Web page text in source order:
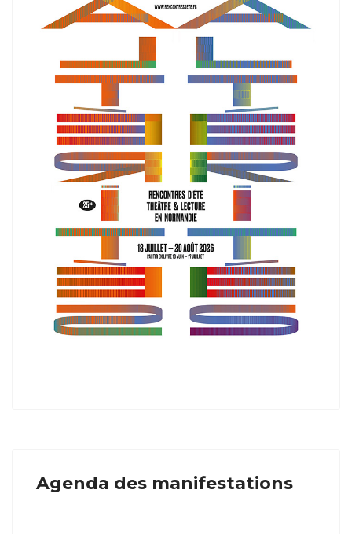
Agenda des manifestations